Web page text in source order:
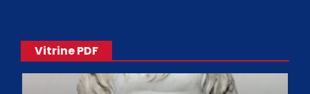
Vitrine PDF